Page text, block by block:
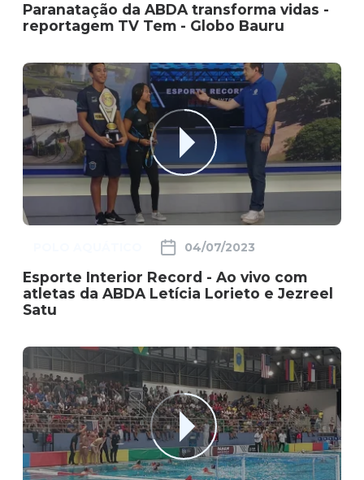
Paranatação da ABDA transforma vidas -
reportagem TV Tem - Globo Bauru
04/07/2023
Esporte Interior Record - Ao vivo com
atletas da ABDA Letícia Lorieto e Jezreel
Satu